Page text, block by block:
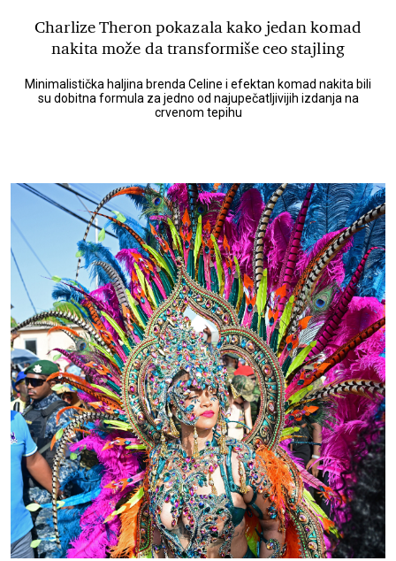
Charlize Theron pokazala kako jedan komad
nakita može da transformiše ceo stajling
Minimalistička haljina brenda Celine i efektan komad nakita bili
su dobitna formula za jedno od najupečatljivijih izdanja na
crvenom tepihu